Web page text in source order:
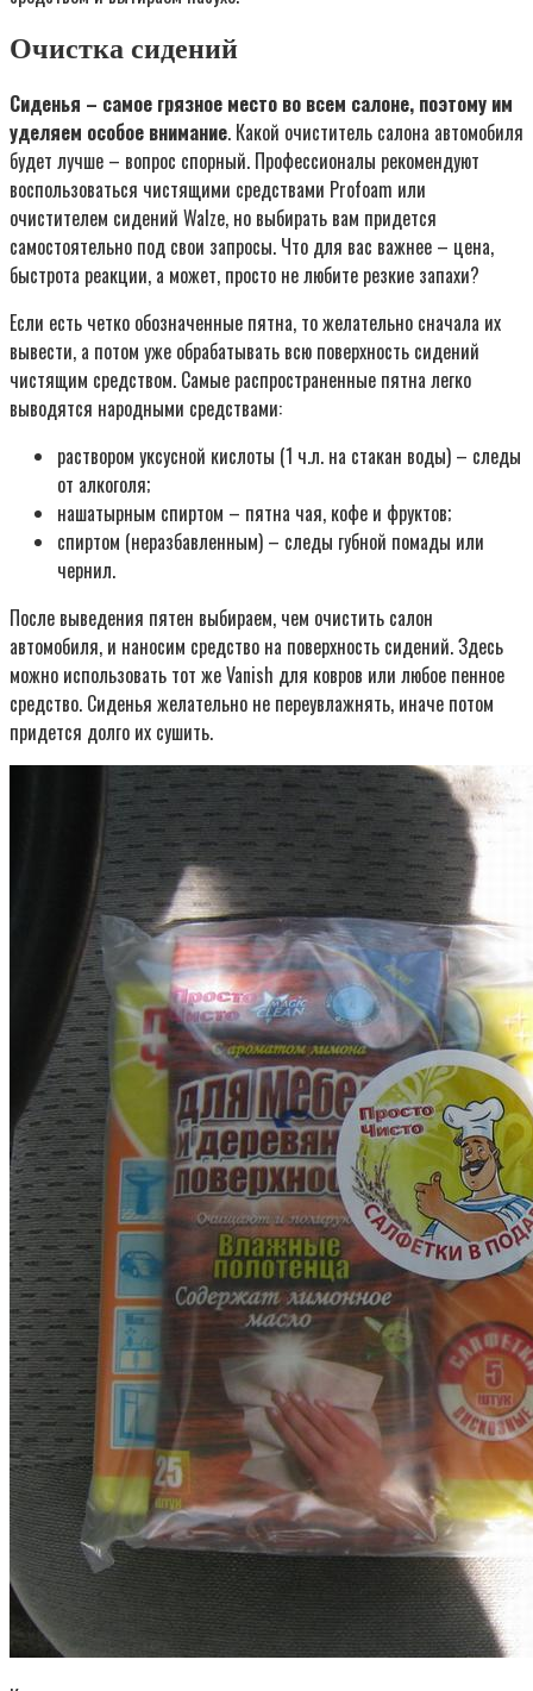
Очистка сидений
Сиденья – самое грязное место во всем салоне, поэтому им
уделяем особое внимание. Какой очиститель салона автомобиля
будет лучше – вопрос спорный. Профессионалы рекомендуют
воспользоваться чистящими средствами Profoam или
очистителем сидений Walze, но выбирать вам придется
самостоятельно под свои запросы. Что для вас важнее – цена,
быстрота реакции, а может, просто не любите резкие запахи?
Если есть четко обозначенные пятна, то желательно сначала их
вывести, а потом уже обрабатывать всю поверхность сидений
чистящим средством. Самые распространенные пятна легко
выводятся народными средствами:
раствором уксусной кислоты (1 ч.л. на стакан воды) – следы
от алкоголя;
нашатырным спиртом – пятна чая, кофе и фруктов;
спиртом (неразбавленным) – следы губной помады или
чернил.
После выведения пятен выбираем, чем очистить салон
автомобиля, и наносим средство на поверхность сидений. Здесь
можно использовать тот же Vanish для ковров или любое пенное
средство. Сиденья желательно не переувлажнять, иначе потом
придется долго их сушить.